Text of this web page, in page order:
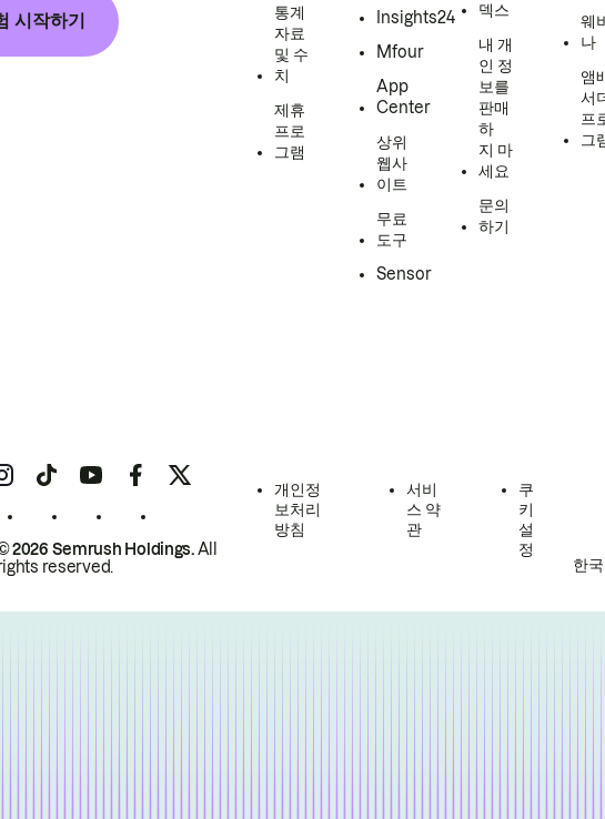
시작하기
통계
자료
및 수
치
제휴
프로
그램
Insights24
Mfour
App
Center
상위
웹사
이트
무료
도구
Sensor
덱스
내 개
인 정
보를
판매
하
지 마
세요
문의
하기
웨
나
앰
서
프
그
2026 Semrush Holdings.All
reserved.
개인정
보처리
방침
서비
스 약
관
쿠
키
설
정
한